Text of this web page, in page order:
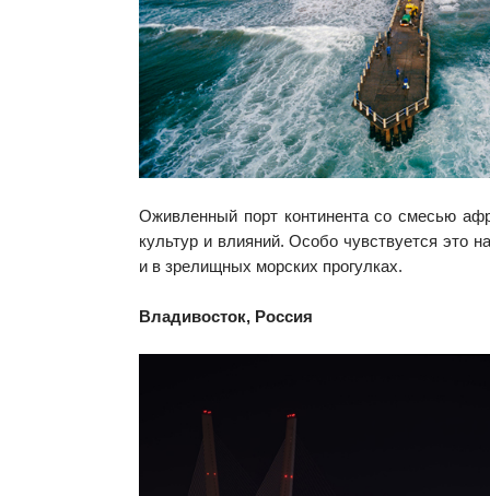
Оживленный порт континента со смесью
культур и влияний. Особо чувствуется это
и в зрелищных морских прогулках.
Владивосток, Россия